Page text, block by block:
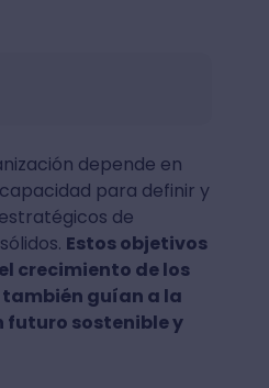
depende en
para definir y
de
Estos objetivos
crecimiento de los
guían a la
futuro sostenible y